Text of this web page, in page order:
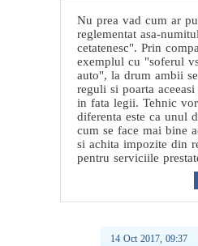
Nu prea vad cum ar
reglementat asa-
cetatenesc". Prin
exemplul cu "soferul
auto", la drum ambii
reguli si poarta aceeasi
in fata legii. Tehnic
diferenta este ca unul
cum se face mai bine
si achita impozite din
pentru serviciile
14 Oct 2017, 09:37